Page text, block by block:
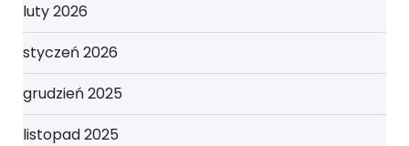
luty 2026
styczeń 2026
grudzień 2025
listopad 2025